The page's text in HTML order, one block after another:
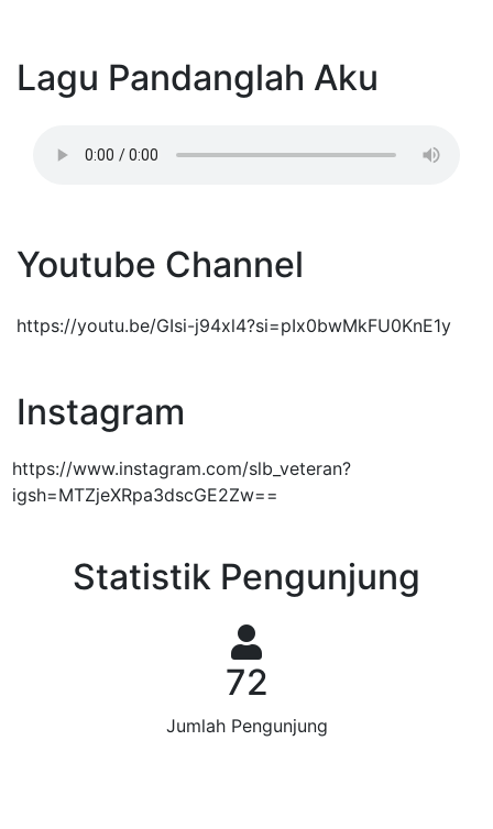
Lagu Pandanglah Aku
Youtube Channel
https://youtu.be/GIsi-j94xl4?si=pIx0bwMkFU0KnE1y
Instagram
https://www.instagram.com/slb_veteran?
igsh=MTZjeXRpa3dscGE2Zw==
Statistik Pengunjung
81
Jumlah Pengunjung